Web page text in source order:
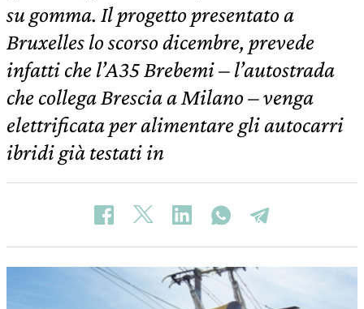
su gomma. Il progetto presentato a
Bruxelles lo scorso dicembre, prevede
infatti che l’A35 Brebemi – l’autostrada
che collega Brescia a Milano – venga
elettrificata per alimentare gli autocarri
ibridi già testati in